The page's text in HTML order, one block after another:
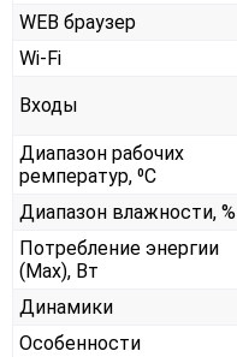
WEB браузер
Wi-Fi
Входы
Диапазон рабочих
ремператур, ⁰С
Диапазон влажности, %
Потребление энергии
(Max), Вт
Динамики
Особенности